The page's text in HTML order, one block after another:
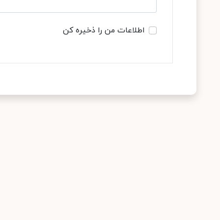
اطلاعات من را ذخیره کن